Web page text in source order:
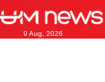
9 Aug, 2026